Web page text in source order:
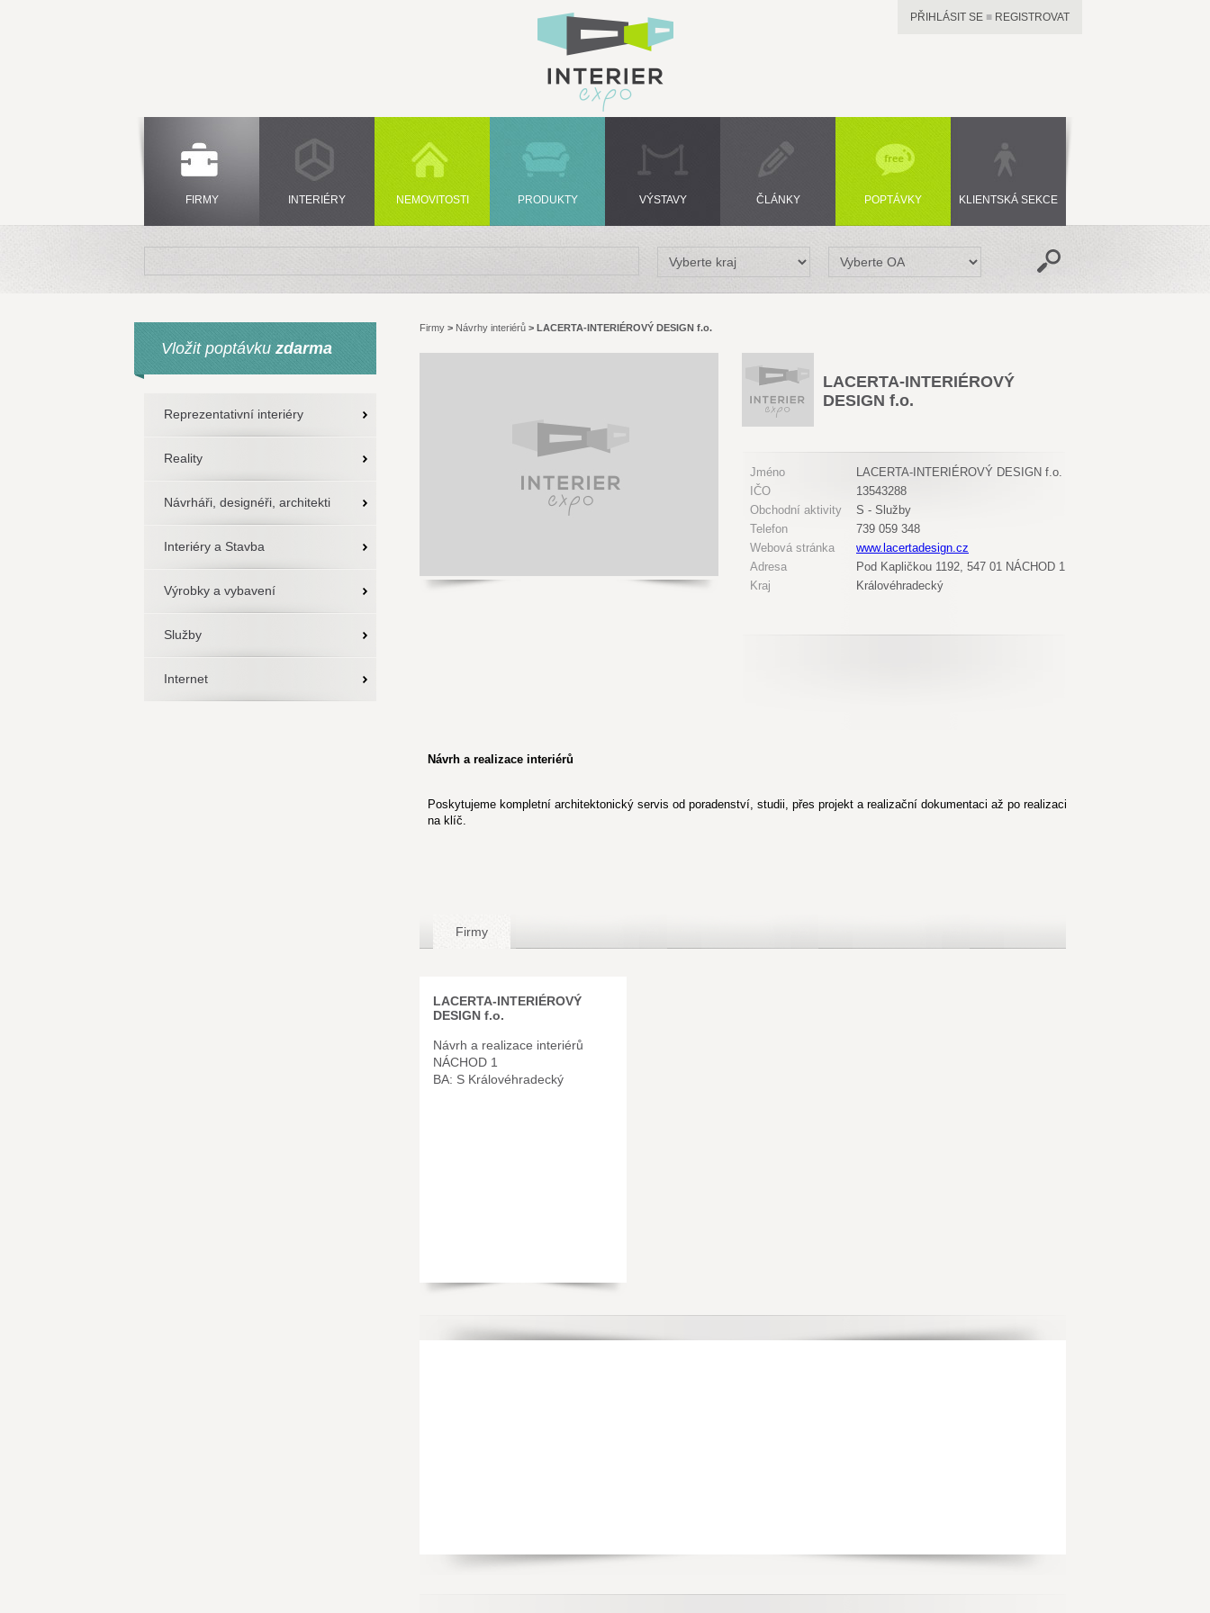
PŘIHLÁSIT SE ■ REGISTROVAT
FIRMY INTERIÉRY NEMOVITOSTI PRODUKTY VÝSTAVY ČLÁNKY POPTÁVKY KLIENTSKÁ SEKCE
Vložit poptávku zdarma
Reprezentativní interiéry
Reality
Návrháři, designéři, architekti
Interiéry a Stavba
Výrobky a vybavení
Služby
Internet
Firmy > Návrhy interiérů > LACERTA-INTERIÉROVÝ DESIGN f.o.
LACERTA-INTERIÉROVÝ
DESIGN f.o.
Jméno
LACERTA-INTERIÉROVÝ DESIGN f.o.
IČO
13543288
Obchodní aktivity
S - Služby
Telefon
739 059 348
Webová stránka
www.lacertadesign.cz
Adresa
Pod Kapličkou 1192, 547 01 NÁCHOD 1
Kraj
Královéhradecký
Návrh a realizace interiérů
Poskytujeme kompletní architektonický servis od poradenství, studii, přes projekt a realizační dokumentaci až po realizaci
na klíč.
Firmy
LACERTA-INTERIÉROVÝ
DESIGN f.o.
Návrh a realizace interiérů
NÁCHOD 1
BA: S Královéhradecký